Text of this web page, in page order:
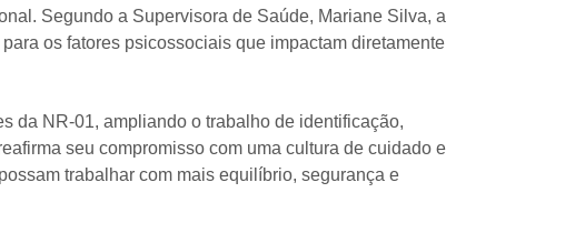
Segundo a Supervisora de Saúde, Mariane Silva, a
os fatores psicossociais que impactam diretamente
da NR-01, ampliando o trabalho de identificação,
seu compromisso com uma cultura de cuidado e
trabalhar com mais equilíbrio, segurança e